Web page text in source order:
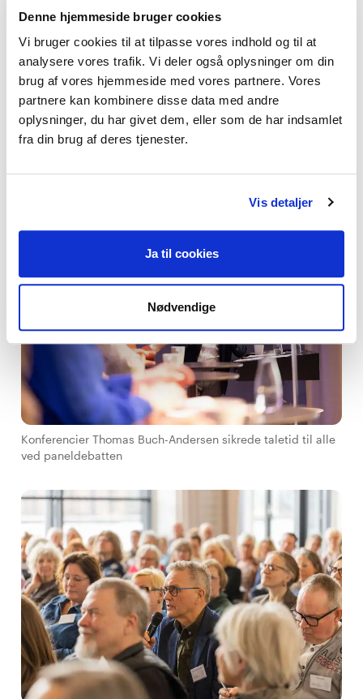
Denne hjemmeside bruger cookies
Vi bruger cookies til at tilpasse vores indhold og til at
analysere vores trafik. Vi deler også oplysninger om din
brug af vores hjemmeside med vores partnere. Vores
partnere kan kombinere disse data med andre
oplysninger, du har givet dem, eller som de har indsamlet
fra din brug af deres tjenester.
Vis detaljer
Ja til cookies
Nødvendige
Et af dagens sidste indslag var en paneldebat om
psykoterapiens plads i det danske behandlingssystem. I
panelet var Anders Sørensen, psykolog og Ph.d. i psykiatri
(tv.), Anette Lykke Petri, direketør i Styrelsen for
Clementsen, formand for Dansk Psykoterapeutforening
Konferencier Thomas Buch-Andersen sikrede taletid til alle
ved paneldebatten